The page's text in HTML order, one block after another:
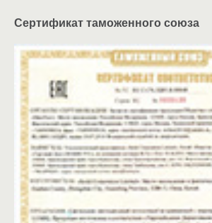
Сертификат таможенного союза